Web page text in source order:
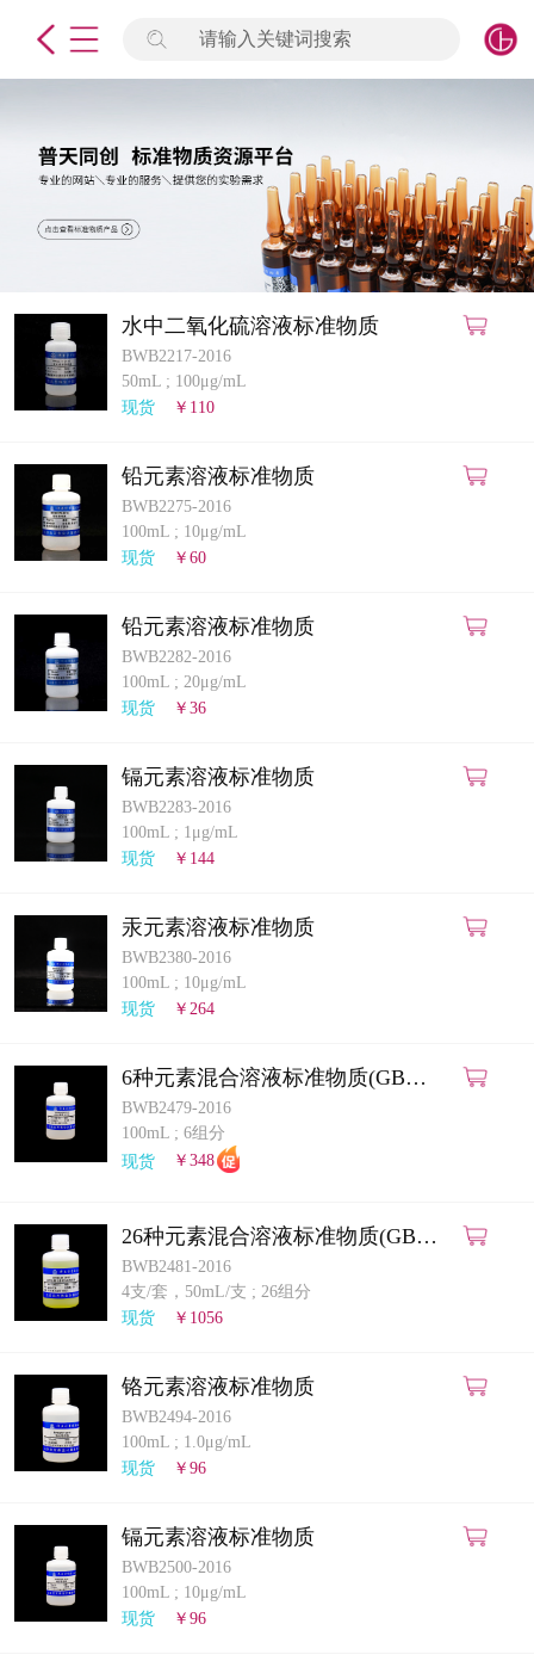
请输入关键词搜索
水中二氧化硫溶液标准物质
BWB2217-2016
50mL ; 100μg/mL
现货
￥110
铅元素溶液标准物质
BWB2275-2016
100mL ; 10μg/mL
现货
￥60
铅元素溶液标准物质
BWB2282-2016
100mL ; 20μg/mL
现货
￥36
镉元素溶液标准物质
BWB2283-2016
100mL ; 1μg/mL
现货
￥144
汞元素溶液标准物质
BWB2380-2016
100mL ; 10μg/mL
现货
￥264
6种元素混合溶液标准物质(GB
5009.268-2025)(ICP-MS法)
BWB2479-2016
100mL ; 6组分
现货
￥348
26种元素混合溶液标准物质(GB
5009.268-2025)(ICP-MS法)
BWB2481-2016
4支/套，50mL/支 ; 26组分
现货
￥1056
铬元素溶液标准物质
BWB2494-2016
100mL ; 1.0μg/mL
现货
￥96
镉元素溶液标准物质
BWB2500-2016
100mL ; 10μg/mL
现货
￥96
签到
标准物质
产品专项
微生物检测/质控品
定制标物
定制仪器
计量课堂
知识交流
公司主页
购物车
会员中心
联系我们
返回主页